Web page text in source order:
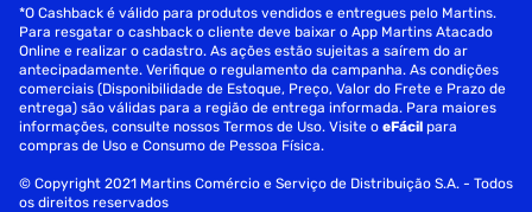
*O Cashback é válido para produtos vendidos e entregues pelo Martins.
Para resgatar o cashback o cliente deve baixar o App Martins Atacado
Online e realizar o cadastro. As ações estão sujeitas a saírem do ar
antecipadamente. Verifique o regulamento da campanha. As condições
comerciais (Disponibilidade de Estoque, Preço, Valor do Frete e Prazo de
entrega) são válidas para a região de entrega informada. Para maiores
informações, consulte nossos Termos de Uso. Visite oeFácil para
compras de Uso e Consumo de Pessoa Física.
© Copyright 2021 Martins Comércio e Serviço de Distribuição S.A. - Todos
os direitos reservados